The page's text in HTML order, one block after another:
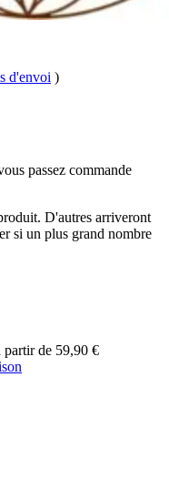
d'envoi )
passez commande
D'autres arriveront
si un plus grand nombre
partir de 59,90 €